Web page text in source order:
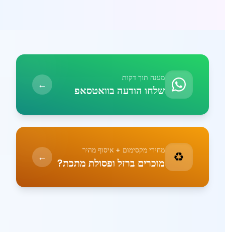
מענה תוך דקות
שלחו הודעה בוואטסאפ ←
♻️ מחירי מקסימום + איסוף מהיר
מוכרים ברזל ופסולת מתכת? ←